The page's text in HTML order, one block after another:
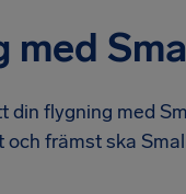
flygning med
främst ska